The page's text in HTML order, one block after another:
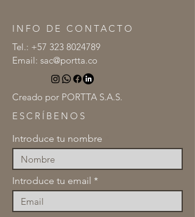
INFO DE CONTACTO
Tel.: +57 323 8024789
Email: sac@portta.co
Creado por PORTTA S.A.S.
ESCRÍBENOS
Introduce tu nombre
Introduce tu email